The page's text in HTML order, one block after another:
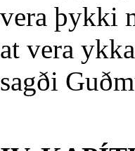
vera þykki
at vera
sagði